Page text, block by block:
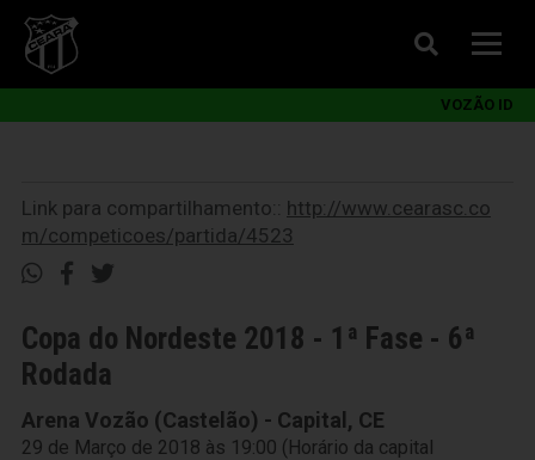
VOZÃO ID
Link para compartilhamento:: http://www.cearasc.co
m/competicoes/partida/4523
Copa do Nordeste 2018 - 1ª Fase - 6ª
Rodada
Arena Vozão (Castelão) - Capital, CE
29 de Março de 2018 às 19:00 (Horário da capital